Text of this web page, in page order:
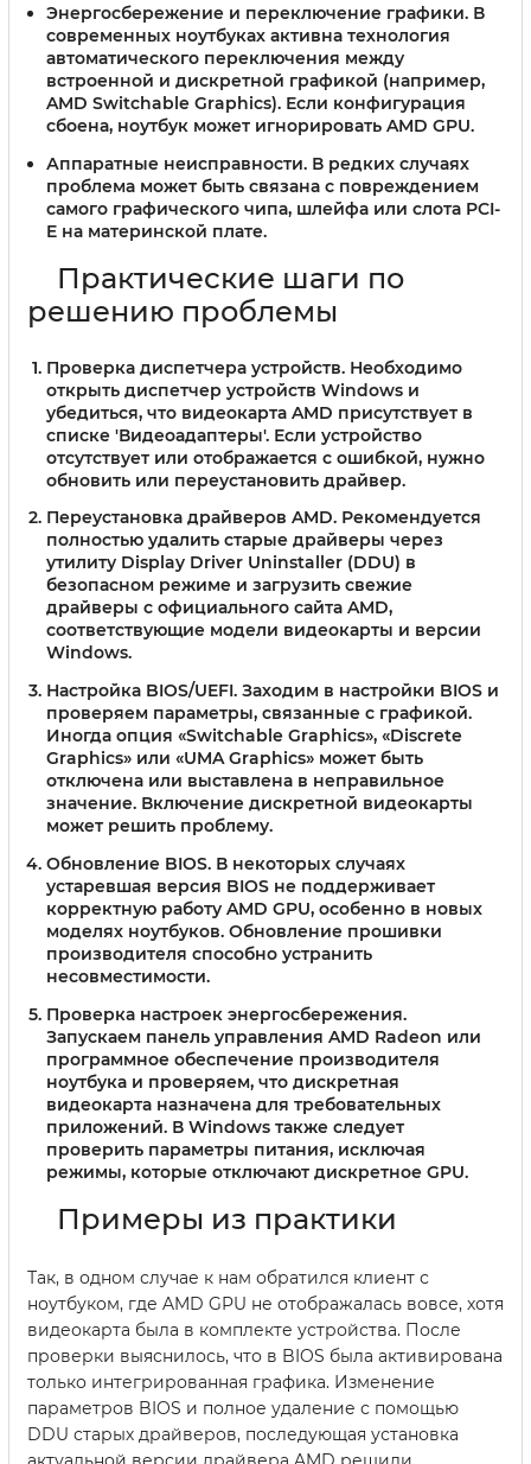
Энергосбережение и переключение графики. В
современных ноутбуках активна технология
автоматического переключения между
встроенной и дискретной графикой (например,
AMD Switchable Graphics). Если конфигурация
сбоена, ноутбук может игнорировать AMD GPU.
Аппаратные неисправности. В редких случаях
проблема может быть связана с повреждением
самого графического чипа, шлейфа или слота PCI-
E на материнской плате.
Практические шаги по
решению проблемы
Проверка диспетчера устройств. Необходимо
открыть диспетчер устройств Windows и
убедиться, что видеокарта AMD присутствует в
списке 'Видеоадаптеры'. Если устройство
отсутствует или отображается с ошибкой, нужно
обновить или переустановить драйвер.
Переустановка драйверов AMD. Рекомендуется
полностью удалить старые драйверы через
утилиту Display Driver Uninstaller (DDU) в
безопасном режиме и загрузить свежие
драйверы с официального сайта AMD,
соответствующие модели видеокарты и версии
Windows.
Настройка BIOS/UEFI. Заходим в настройки BIOS и
проверяем параметры, связанные с графикой.
Иногда опция «Switchable Graphics», «Discrete
Graphics» или «UMA Graphics» может быть
отключена или выставлена в неправильное
значение. Включение дискретной видеокарты
может решить проблему.
Обновление BIOS. В некоторых случаях
устаревшая версия BIOS не поддерживает
корректную работу AMD GPU, особенно в новых
моделях ноутбуков. Обновление прошивки
производителя способно устранить
несовместимости.
Проверка настроек энергосбережения.
Запускаем панель управления AMD Radeon или
программное обеспечение производителя
ноутбука и проверяем, что дискретная
видеокарта назначена для требовательных
приложений. В Windows также следует
проверить параметры питания, исключая
режимы, которые отключают дискретное GPU.
Примеры из практики
Так, в одном случае к нам обратился клиент с
ноутбуком, где AMD GPU не отображалась вовсе, хотя
видеокарта была в комплекте устройства. После
проверки выяснилось, что в BIOS была активирована
только интегрированная графика. Изменение
параметров BIOS и полное удаление с помощью
DDU старых драйверов, последующая установка